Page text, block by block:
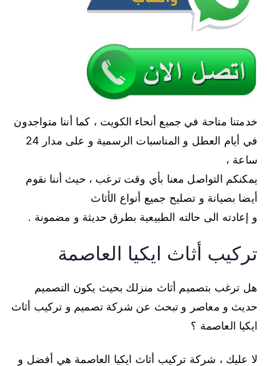
خدمتنا متاحة في جميع أنحاء الكويت ، كما أننا متواجدون
في أيام العطل و المناسبات الرسمية و على مدار 24
ساعة ،
يمكنكم التواصل معنا بأي وقت ترغب ، حيث أننا نقوم
أيضا بصيانة و تصليح جميع أنواع الأثاث
و إعادته الى حالته الطبيعية بطرق حديثة و مضمونة .
تركيب أثاث ايكيا العاصمة
هل ترغب بتصميم أثاث منزلك بحيث يكون التصميم
حديث و معاصر و تبحث عن شركة تصميم و تركيب أثاث
ايكيا العاصمة ؟
لا عليك ، شركة تركيب أثاث ايكيا العاصمة هي أفضل و